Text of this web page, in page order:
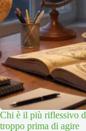
Chi è il più riflessivo
troppo prima di agire